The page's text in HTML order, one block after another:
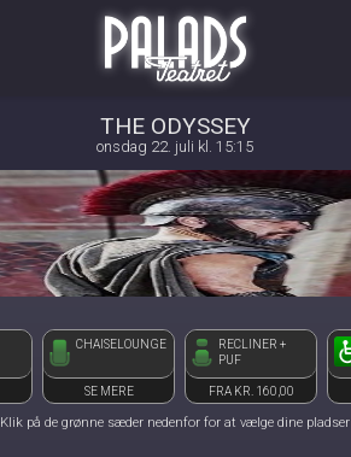
Palads Teatret
THE ODYSSEY
onsdag 22. juli kl. 15:15
CHAISELOUNGE
SE MERE
RECLINER +
PUF
FRA KR. 160,00
Klik på de grønne sæder nedenfor for at vælge dine pladser
front05-temp 083552